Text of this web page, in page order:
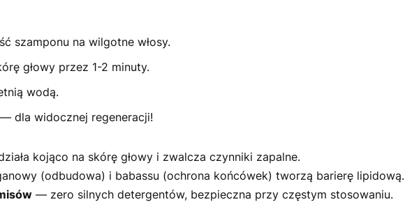
szamponu na wilgotne włosy.
głowy przez 1-2 minuty.
wodą.
— dla widocznej regeneracji!
kojąco na skórę głowy i zwalcza czynniki zapalne.
(odbudowa) i babassu (ochrona końcówek) tworzą barierę lipidową.
— zero silnych detergentów, bezpieczna przy częstym stosowaniu.